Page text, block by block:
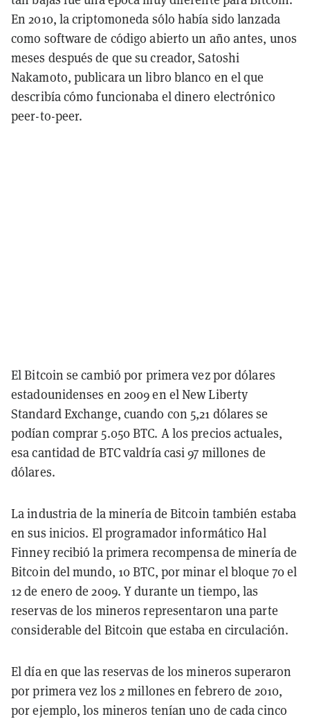
En 2010, la criptomoneda sólo había sido lanzada
como software de código abierto un año antes, unos
meses después de que su creador, Satoshi
Nakamoto, publicara un libro blanco en el que
describía cómo funcionaba el dinero electrónico
peer-to-peer.
El Bitcoin se cambió por primera vez por dólares
estadounidenses en 2009 en el New Liberty
Standard Exchange, cuando con 5,21 dólares se
podían comprar 5.050 BTC. A los precios actuales,
esa cantidad de BTC valdría casi 97 millones de
dólares.
La industria de la minería de Bitcoin también estaba
en sus inicios. El programador informático Hal
Finney recibió la primera recompensa de minería de
Bitcoin del mundo, 10 BTC, por minar el bloque 70 el
12 de enero de 2009. Y durante un tiempo, las
reservas de los mineros representaron una parte
considerable del Bitcoin que estaba en circulación.
El día en que las reservas de los mineros superaron
por primera vez los 2 millones en febrero de 2010,
por ejemplo, los mineros tenían uno de cada cinco